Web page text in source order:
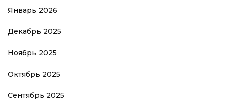
Январь 2026
Декабрь 2025
Ноябрь 2025
Октябрь 2025
Сентябрь 2025